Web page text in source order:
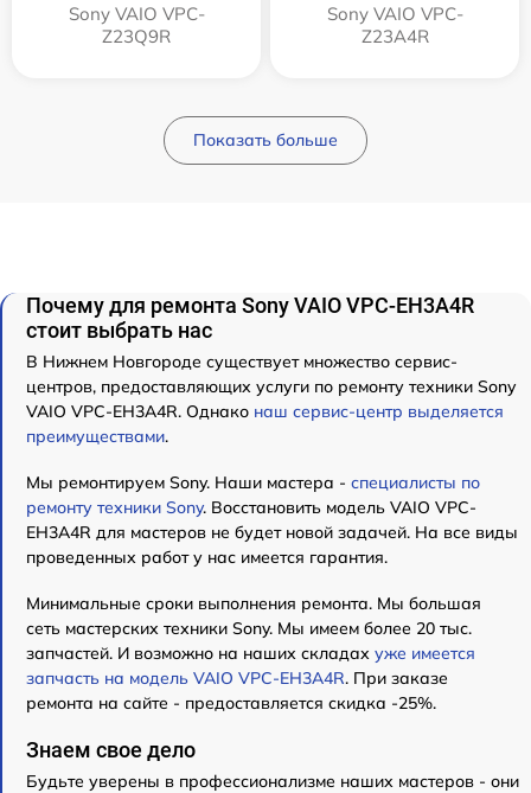
Sony VAIO VPC-
Z23Q9R
Sony VAIO VPC-
Z23A4R
Показать больше
Почему для ремонта Sony VAIO VPC-EH3A4R
стоит выбрать нас
В Нижнем Новгороде существует множество сервис-
центров, предоставляющих услуги по ремонту техники Sony
VAIO VPC-EH3A4R. Однако наш сервис-центр выделяется
преимуществами.
Мы ремонтируем Sony. Наши мастера - специалисты по
ремонту техники Sony. Восстановить модель VAIO VPC-
EH3A4R для мастеров не будет новой задачей. На все виды
проведенных работ у нас имеется гарантия.
Минимальные сроки выполнения ремонта. Мы большая
сеть мастерских техники Sony. Мы имеем более 20 тыс.
запчастей. И возможно на наших складах уже имеется
запчасть на модель VAIO VPC-EH3A4R. При заказе
ремонта на сайте - предоставляется скидка -25%.
Знаем свое дело
Будьте уверены в профессионализме наших мастеров - они